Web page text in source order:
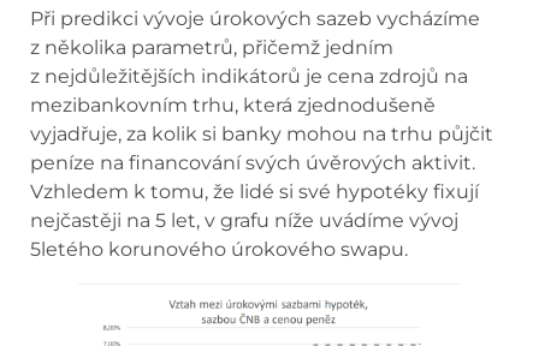
Při predikci vývoje úrokových sazeb vycházíme
z několika parametrů, přičemž jedním
z nejdůležitějších indikátorů je cena zdrojů na
mezibankovním trhu, která zjednodušeně
vyjadřuje, za kolik si banky mohou na trhu půjčit
peníze na financování svých úvěrových aktivit.
Vzhledem k tomu, že lidé si své hypotéky fixují
nejčastěji na 5 let, v grafu níže uvádíme vývoj
5letého korunového úrokového swapu.